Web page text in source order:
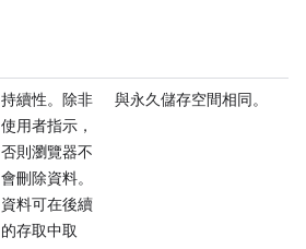
持續性。除非
使用者指示，
否則瀏覽器不
會刪除資料。
資料可在後續
的存取中取
與永久儲存空間相同。